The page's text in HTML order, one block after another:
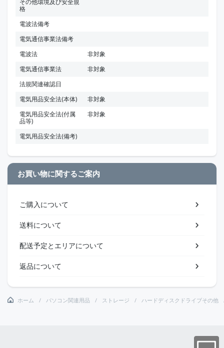
格
電波法備考
電気通信事業法備考
電波法
非対象
電気通信事業法
非対象
法規関連確認日
電気用品安全法(本体)
非対象
電気用品安全法(付属
品等)
非対象
電気用品安全法(備考)
お買い物に関するご案内
ご購入について
送料について
配送予定とエリアについて
返品について
ホーム パソコン関連用品 ストレージ ハードディスクドライブその他